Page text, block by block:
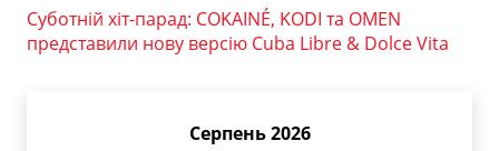
Суботній хіт-парад: COKAINÉ, KODI та OMEN
представили нову версію Cuba Libre & Dolce Vita
Серпень 2026